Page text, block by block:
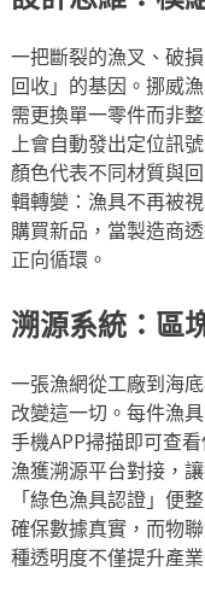
一把斷裂的漁叉、破
回收」的基因。挪威
需更換單一零件而非
上會自動發出定位訊
顏色代表不同材質與
輯轉變：漁具不再被
購買新品，當製造商
正向循環。
溯源系統：區
一張漁網從工廠到海
改變這一切。每件漁
手機APP掃描即可查
漁獲溯源平台對接，
「綠色漁具認證」便
確保數據真實，而物
種透明度不僅提升產